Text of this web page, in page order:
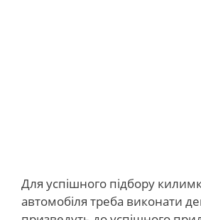
Для успішного підбору
автомобіля треба виконати